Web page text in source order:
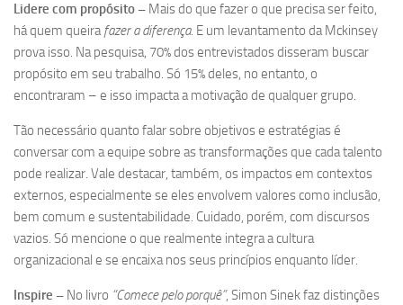
Lidere com propósito – Mais do que fazer o que precisa ser feito,
há quem queirafazer a diferença. E um levantamento da Mckinsey
prova isso. Na pesquisa, 70% dos entrevistados disseram buscar
propósito em seu trabalho. Só 15% deles, no entanto, o
encontraram – e isso impacta a motivação de qualquer grupo.
Tão necessário quanto falar sobre objetivos e estratégias é
conversar com a equipe sobre as transformações que cada talento
pode realizar. Vale destacar, também, os impactos em contextos
externos, especialmente se eles envolvem valores como inclusão,
bem comum e sustentabilidade. Cuidado, porém, com discursos
vazios. Só mencione o que realmente integra a cultura
organizacional e se encaixa nos seus princípios enquanto líder.
Inspire – No livro “Comece pelo porquê”, Simon Sinek faz distinções